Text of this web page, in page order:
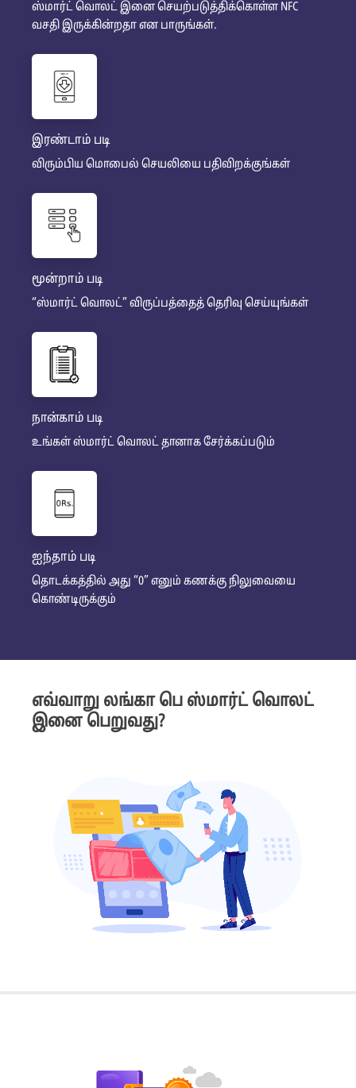
ஸ்மார்ட் வொலட் இனை செயற்படுத்திக்கொள்ள NFC
வசதி இருக்கின்றதா என பாருங்கள்.
இரண்டாம் படி
விரும்பிய மொபைல் செயலியை பதிவிறக்குங்கள்
மூன்றாம் படி
“ஸ்மார்ட் வொலட்” விருப்பத்தைத் தெரிவு செய்யுங்கள்
நான்காம் படி
உங்கள் ஸ்மார்ட் வொலட் தானாக சேர்க்கப்படும்
ஐந்தாம் படி
தொடக்கத்தில் அது “0” எனும் கணக்கு நிலுவையை
கொண்டிருக்கும்
எவ்வாறு லங்கா பெ ஸ்மார்ட் வொலட்
இனை பெறுவது?